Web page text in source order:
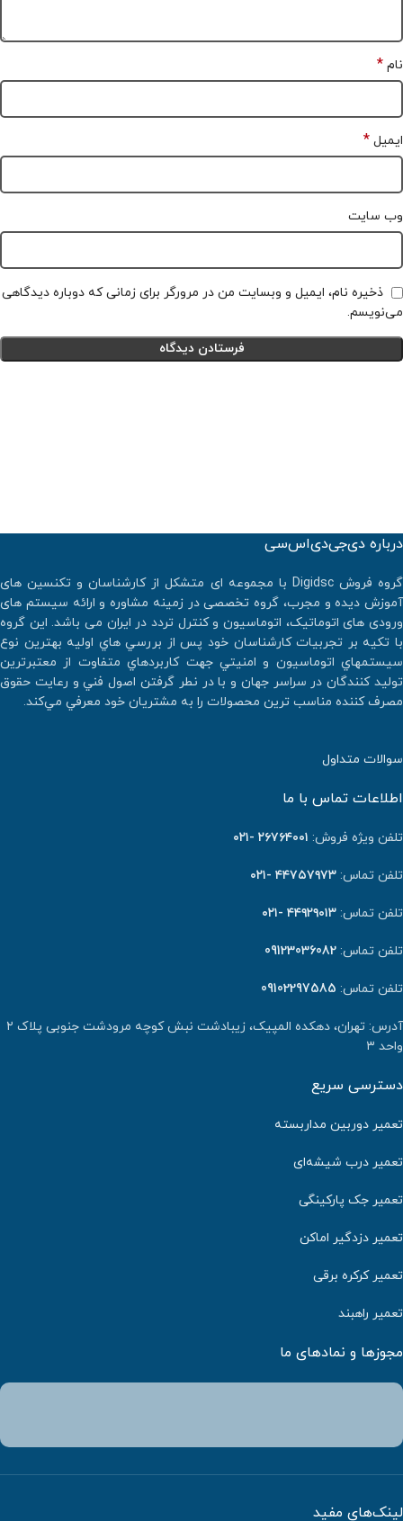
نام *
ایمیل *
وب‌ سایت
ذخیره نام، ایمیل و وبسایت من در مرورگر برای زمانی که دوباره دیدگاهی
می‌نویسم.
درباره دی‌جی‌دی‌اس‌سی
گروه فروش Digidsc با مجموعه ای متشکل از کارشناسان و تکنسین های
آموزش دیده و مجرب، گروه تخصصی در زمینه مشاوره و ارائه سیستم های
ورودی های اتوماتیک، اتوماسیون و کنترل تردد در ایران می باشد. اين گروه
با تكيه بر تجربيات كارشناسان خود پس از بررسي هاي اوليه بهترين نوع
سيستمهاي اتوماسيون و امنيتي جهت كاربردهاي متفاوت از معتبرترين
توليد كنندگان در سراسر جهان و با در نطر گرفتن اصول فني و رعايت حقوق
مصرف كننده مناسب ترين محصولات را به مشتريان خود معرفي مي‌كند.
سوالات متداول
اطلاعات تماس با ما
تلفن ویژه فروش: ٢٦٧٦٤٠٠١ -۰۲۱
تلفن تماس: ۴۴۷۵۷۹۷۳ -۰۲۱
تلفن تماس: ۴۴۹۲۹۰۱۳ -۰۲۱
تلفن تماس: 09123036082
تلفن تماس: 09102297585
آدرس: تهران، دهکده المپیک، زیبادشت نبش کوچه مرودشت جنوبی پلاک ۲
واحد ۳
دسترسی سریع
تعمیر دوربین مداربسته
تعمیر درب شیشه‌ای
تعمیر جک پارکینگی
تعمیر دزدگیر اماکن
تعمیر کرکره برقی
تعمیر راهبند
مجوزها و نمادهای ما
لینک‌های مفید